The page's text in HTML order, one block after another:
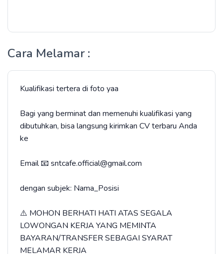
Cara Melamar :
Kualifikasi tertera di foto yaa
Bagi yang berminat dan memenuhi kualifikasi yang
dibutuhkan, bisa langsung kirimkan CV terbaru Anda
ke
Email 📧 sntcafe.official@gmail.com
dengan subjek: Nama_Posisi
⚠️ MOHON BERHATI HATI ATAS SEGALA
LOWONGAN KERJA YANG MEMINTA
BAYARAN/TRANSFER SEBAGAI SYARAT
MELAMAR KERJA